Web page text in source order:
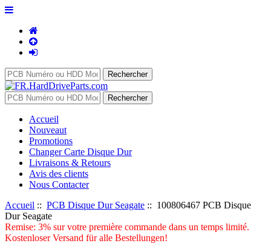
Accueil
Nouveaut
Promotions
Changer Carte Disque Dur
Livraisons & Retours
Avis des clients
Nous Contacter
Accueil :: PCB Disque Dur Seagate :: 100806467 PCB Disque
Dur Seagate
Remise: 3% sur votre première commande dans un temps limité.
Kostenloser Versand für alle Bestellungen!